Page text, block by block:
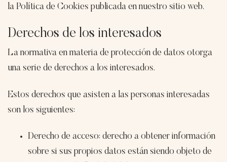
la Política de Cookies publicada en nuestro sitio web.
Derechos de los interesados
La normativa en materia de protección de datos otorga
una serie de derechos a los interesados.
Estos derechos que asisten a las personas interesadas
son los siguientes:
Derecho de acceso: derecho a obtener información
sobre si sus propios datos están siendo objeto de